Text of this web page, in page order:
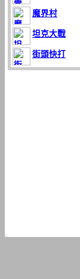
魔界村
坦克大戰
街頭快打